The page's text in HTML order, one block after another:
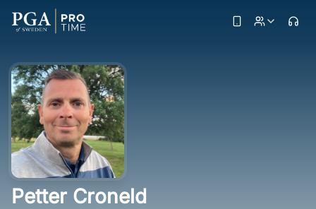
Petter Croneld